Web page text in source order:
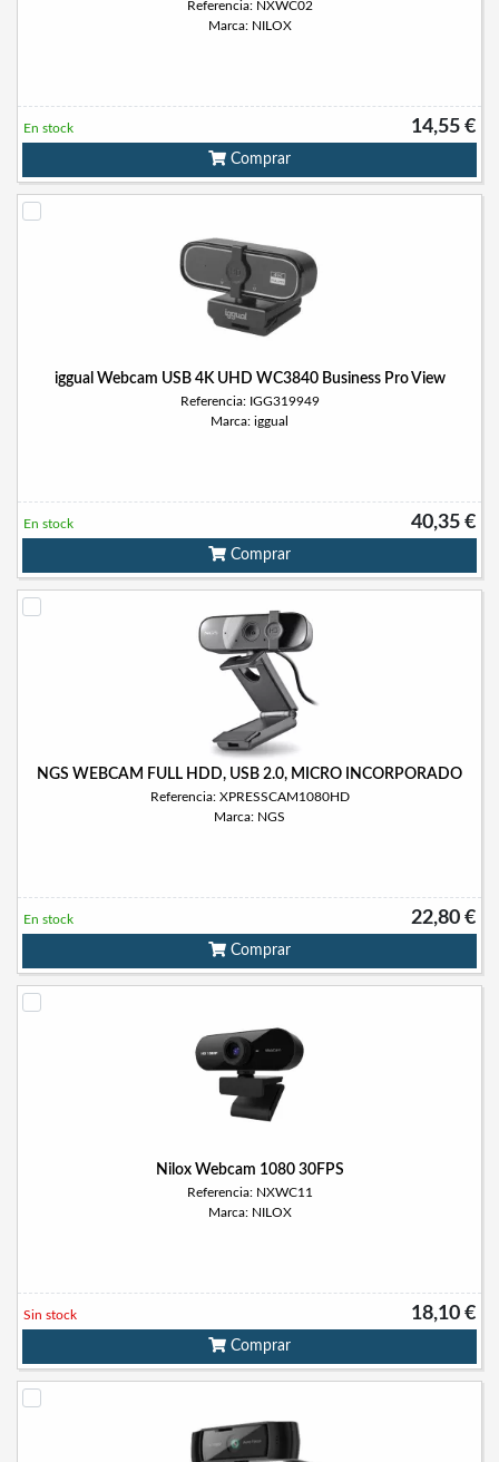
Referencia: NXWC02
Marca: NILOX
14,55 €
En stock
Comprar
iggual Webcam USB 4K UHD WC3840 Business Pro View
Referencia: IGG319949
Marca: iggual
40,35 €
En stock
Comprar
NGS WEBCAM FULL HDD, USB 2.0, MICRO INCORPORADO
Referencia: XPRESSCAM1080HD
Marca: NGS
22,80 €
En stock
Comprar
Nilox Webcam 1080 30FPS
Referencia: NXWC11
Marca: NILOX
18,10 €
Sin stock
Comprar